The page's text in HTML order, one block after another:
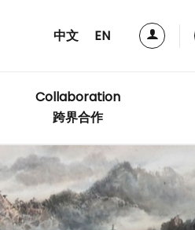
中文 EN
Collaboration
跨界合作